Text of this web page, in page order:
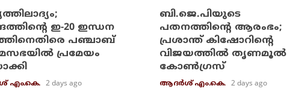
ഇ-20 ഇന്ധന
പഞ്ചാബ്
പ്രമേയം
എം.കെ. 2 days ago
ബി.ജെ.പിയുടെ
പതനത്തിന്റെ ആരംഭം;
പ്രശാന്ത് കിഷോറിന്റെ
വിജയത്തില്‍ തൃണമൂല്‍
കോണ്‍ഗ്രസ്
ആദർശ് എം.കെ. 2 days ago